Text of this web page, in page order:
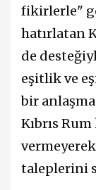
fikirlerle"
hatırlatan
de
eşitlik ve
bir
Kıbrıs
taleplerini